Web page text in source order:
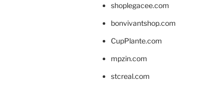
shoplegacee.com
bonvivantshop.com
CupPlante.com
mpzin.com
stcreal.com